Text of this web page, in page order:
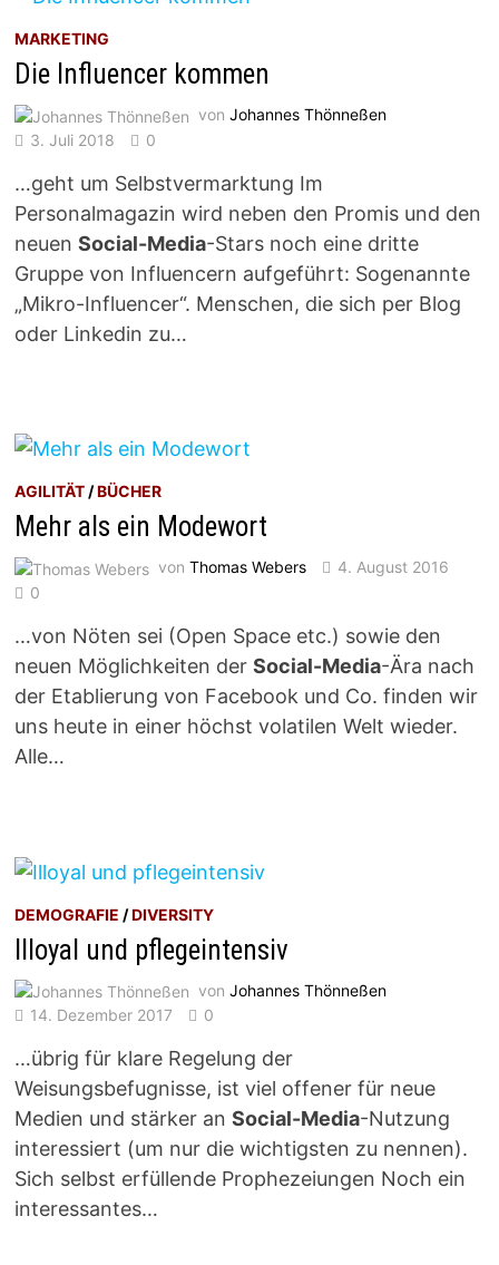
MARKETING
Die Influencer kommen
vonJohannes Thönneßen
3. Juli 2018
0
…geht um Selbstvermarktung Im
Personalmagazin wird neben den Promis und den
neuenSocial-Media-Stars noch eine dritte
Gruppe von Influencern aufgeführt: Sogenannte
„Mikro-Influencer“. Menschen, die sich per Blog
oder Linkedin zu…
AGILITÄT/BÜCHER
Mehr als ein Modewort
vonThomas Webers
4. August 2016
0
…von Nöten sei (Open Space etc.) sowie den
neuen Möglichkeiten derSocial-Media-Ära nach
der Etablierung von Facebook und Co. finden wir
uns heute in einer höchst volatilen Welt wieder.
Alle…
DEMOGRAFIE /DIVERSITY
Illoyal und pflegeintensiv
vonJohannes Thönneßen
14. Dezember 2017
0
…übrig für klare Regelung der
Weisungsbefugnisse, ist viel offener für neue
Medien und stärker anSocial-Media-Nutzung
interessiert (um nur die wichtigsten zu nennen).
Sich selbst erfüllende Prophezeiungen Noch ein
interessantes…